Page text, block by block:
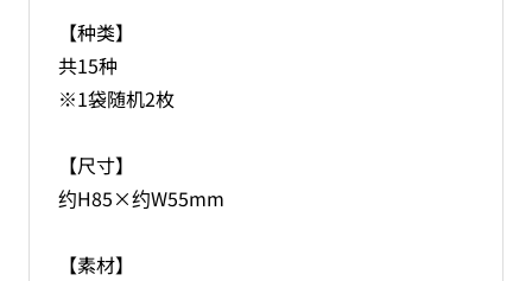
【种类】
共15种
※1袋随机2枚
【尺寸】
约H85×约W55mm
【素材】